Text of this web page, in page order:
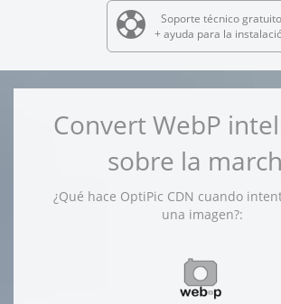
Soporte técnico gratuito
+ ayuda para la
Convert WebP
sobre la
¿Qué hace OptiPic CDN cuando
una imagen?: